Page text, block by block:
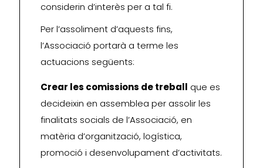
considerin d’interès per a tal fi.
Per l’assoliment d’aquests fins,
l’Associació portarà a terme les
actuacions següents:
Crear les comissions de treball que es
decideixin en assemblea per assolir les
finalitats socials de l’Associació, en
matèria d’organització, logística,
promoció i desenvolupament d’activitats.